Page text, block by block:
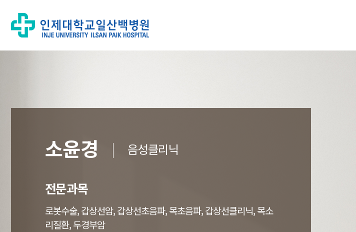
소윤경 음성클리닉
전문과목
로봇수술, 갑상선암, 갑상선초음파, 목초음파, 갑상선클리닉, 목소
리질환, 두경부암